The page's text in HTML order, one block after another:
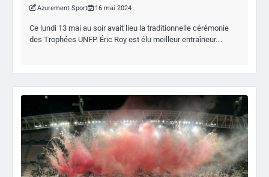
Azurement Sport 16 mai 2024
Ce lundi 13 mai au soir avait lieu la traditionnelle cérémonie
des Trophées UNFP. Éric Roy est élu meilleur entraîneur.…